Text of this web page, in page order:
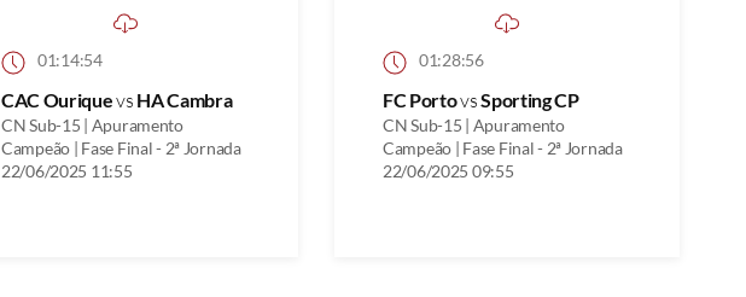
01:14:54
CAC Ouriquevs HA Cambra
CN Sub-15 | Apuramento
Campeão | Fase Final - 2ª Jornada
22/06/2025 11:55
01:28:56
FC PortovsSporting CP
CN Sub-15 | Apuramento
Campeão | Fase Final - 2ª Jornada
22/06/2025 09:55